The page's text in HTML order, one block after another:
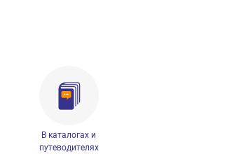
В каталогах и
путеводителях